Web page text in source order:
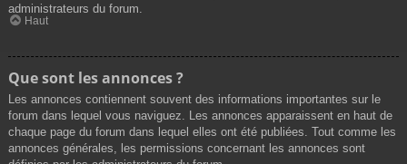
administrateurs du forum.
Haut
Que sont les annonces ?
Les annonces contiennent souvent des informations importantes sur le
forum dans lequel vous naviguez. Les annonces apparaissent en haut de
chaque page du forum dans lequel elles ont été publiées. Tout comme les
annonces générales, les permissions concernant les annonces sont